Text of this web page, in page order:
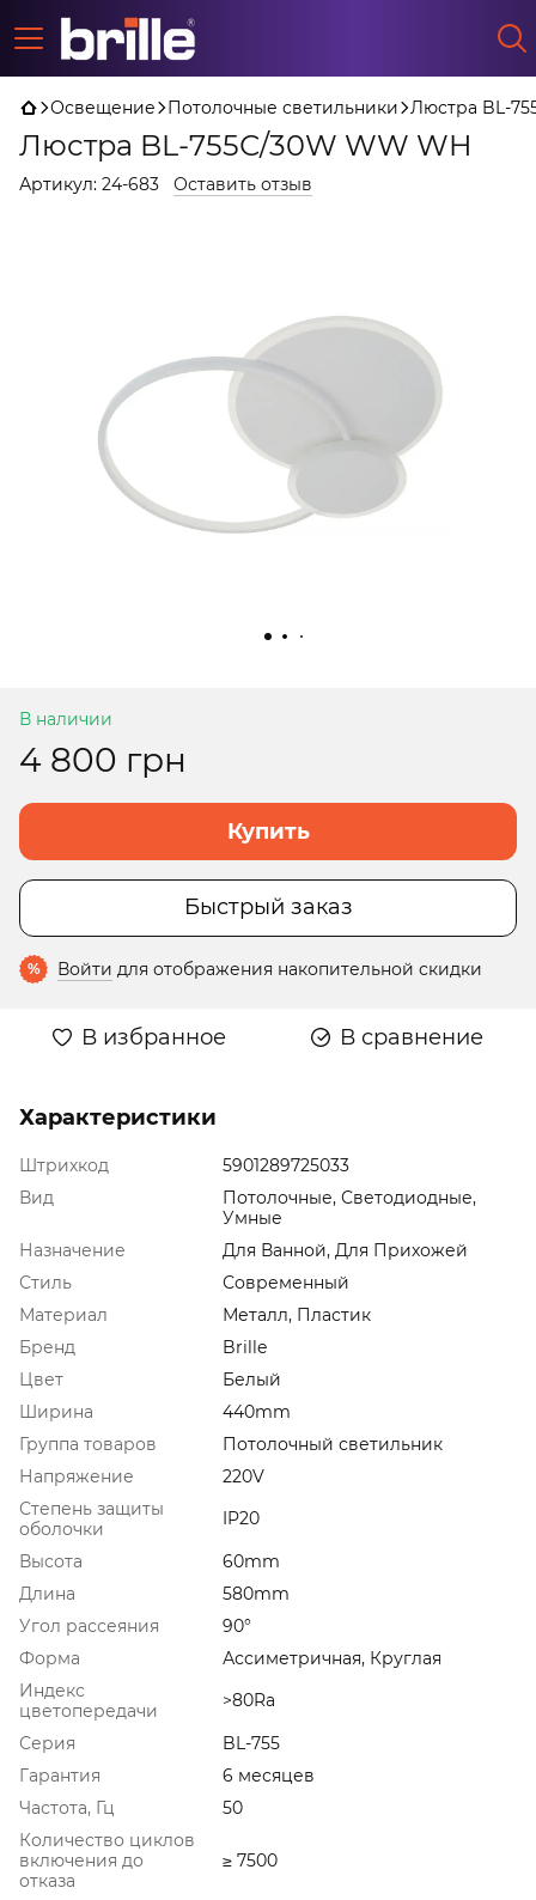
Освещение Потолочные светильники Люстра BL-
Люстра BL-755С/30W WW WH
Артикул: 24-683 Оставить отзыв
В наличии
4 800 грн
Купить
Быстрый заказ
% Войти для отображения накопительной скидки
В избранное В сравнение
Характеристики
Штрихкод
5901289725033
Вид
Потолочные, Светодиодные,
Умные
Назначение
Для Ванной, Для Прихожей
Стиль
Современный
Материал
Металл, Пластик
Бренд
Brille
Цвет
Белый
Ширина
440mm
Группа товаров
Потолочный светильник
Напряжение
220V
Степень защиты
оболочки
IP20
Высота
60mm
Длина
580mm
Угол рассеяния
90°
Форма
Ассиметричная, Круглая
Индекс
цветопередачи
>80Ra
Серия
BL-755
Гарантия
6 месяцев
Частота, Гц
50
Количество циклов
включения до
отказа
≥ 7500